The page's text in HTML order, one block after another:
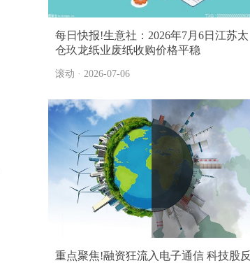
每日快报!生意社：2026年7月6日江苏太
仓玖龙纸业废纸收购价格平稳
滚动 · 2026-07-06
重点聚焦!融资狂流入电子通信 科技股反